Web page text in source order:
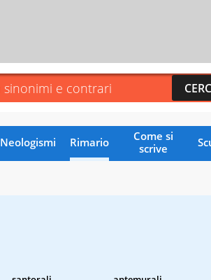
Neologismi Rimario
Come si
scrive